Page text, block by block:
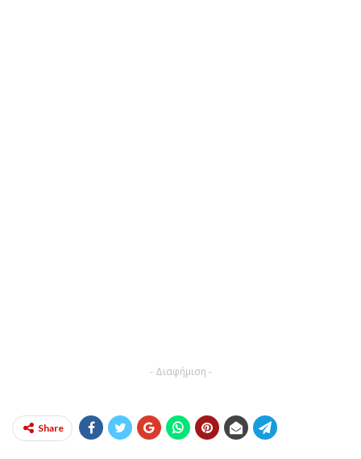
- Διαφήμιση -
Share